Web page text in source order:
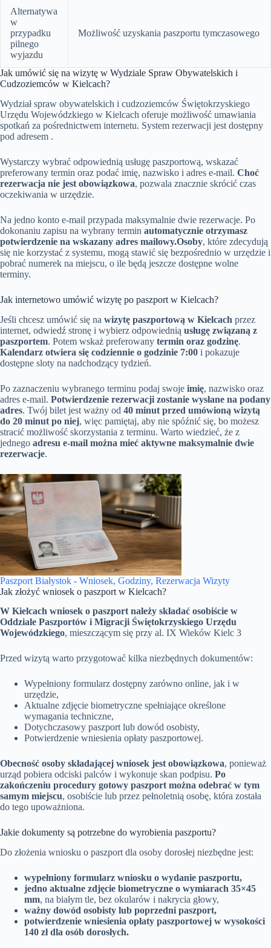
Alternatywa
w
przypadku
pilnego
wyjazdu
Możliwość uzyskania paszportu tymczasowego
Jak umówić się na wizytę w Wydziale Spraw Obywatelskich i
Cudzoziemców w Kielcach?
Wydział spraw obywatelskich i cudzoziemców Świętokrzyskiego
Urzędu Wojewódzkiego w Kielcach oferuje możliwość umawiania
spotkań za pośrednictwem internetu. System rezerwacji jest dostępny
pod adresem .
Wystarczy wybrać odpowiednią usługę paszportową, wskazać
preferowany termin oraz podać imię, nazwisko i adres e-mail. Choć
rezerwacja nie jest obowiązkowa, pozwala znacznie skrócić czas
oczekiwania w urzędzie.
Na jedno konto e-mail przypada maksymalnie dwie rezerwacje. Po
dokonaniu zapisu na wybrany termin automatycznie otrzymasz
potwierdzenie na wskazany adres mailowy.Osoby, które zdecydują
się nie korzystać z systemu, mogą stawić się bezpośrednio w urzędzie i
pobrać numerek na miejscu, o ile będą jeszcze dostępne wolne
terminy.
Jak internetowo umówić wizytę po paszport w Kielcach?
Jeśli chcesz umówić się na wizytę paszportową w Kielcach przez
internet, odwiedź stronę i wybierz odpowiednią usługę związaną z
paszportem. Potem wskaż preferowany termin oraz godzinę.
Kalendarz otwiera się codziennie o godzinie 7:00 i pokazuje
dostępne sloty na nadchodzący tydzień.
Po zaznaczeniu wybranego terminu podaj swoje imię, nazwisko oraz
adres e-mail. Potwierdzenie rezerwacji zostanie wysłane na podany
adres. Twój bilet jest ważny od 40 minut przed umówioną wizytą
do 20 minut po niej, więc pamiętaj, aby nie spóźnić się, bo możesz
stracić możliwość skorzystania z terminu. Warto wiedzieć, że z
jednego adresu e-mail można mieć aktywne maksymalnie dwie
rezerwacje.
Paszport Białystok - Wniosek, Godziny, Rezerwacja Wizyty
Jak złożyć wniosek o paszport w Kielcach?
W Kielcach wniosek o paszport należy składać osobiście w
Oddziale Paszportów i Migracji Świętokrzyskiego Urzędu
Wojewódzkiego, mieszczącym się przy al. IX Wieków Kielc 3
Przed wizytą warto przygotować kilka niezbędnych dokumentów:
Wypełniony formularz dostępny zarówno online, jak i w
urzędzie,
Aktualne zdjęcie biometryczne spełniające określone
wymagania techniczne,
Dotychczasowy paszport lub dowód osobisty,
Potwierdzenie wniesienia opłaty paszportowej.
Obecność osoby składającej wniosek jest obowiązkowa, ponieważ
urząd pobiera odciski palców i wykonuje skan podpisu. Po
zakończeniu procedury gotowy paszport można odebrać w tym
samym miejscu, osobiście lub przez pełnoletnią osobę, która została
do tego upoważniona.
Jakie dokumenty są potrzebne do wyrobienia paszportu?
Do złożenia wniosku o paszport dla osoby dorosłej niezbędne jest:
wypełniony formularz wniosku o wydanie paszportu,
jedno aktualne zdjęcie biometryczne o wymiarach 35×45
mm, na białym tle, bez okularów i nakrycia głowy,
ważny dowód osobisty lub poprzedni paszport,
potwierdzenie wniesienia opłaty paszportowej w wysokości
140 zł dla osób dorosłych.